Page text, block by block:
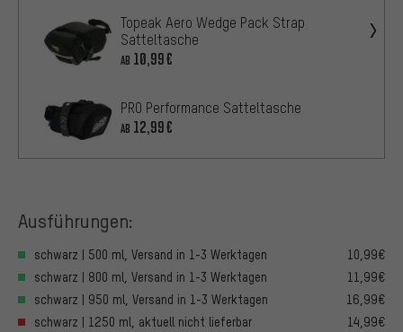
Topeak Aero Wedge Pack Strap
Satteltasche
AB 10,99€
PRO Performance Satteltasche
AB 12,99€
Ausführungen:
schwarz | 500 ml, Versand in 1-3 Werktagen
10,99€
schwarz | 800 ml, Versand in 1-3 Werktagen
11,99€
schwarz | 950 ml, Versand in 1-3 Werktagen
16,99€
schwarz | 1250 ml, aktuell nicht lieferbar
14,99€